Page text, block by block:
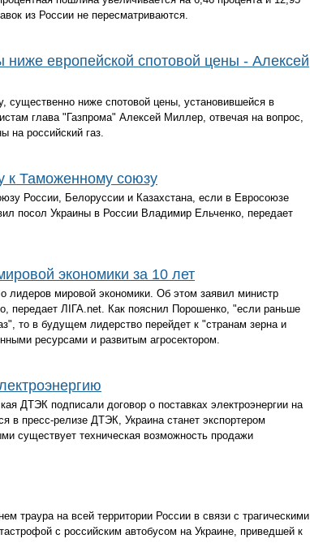
из России не пересматриваются.
ниже европейской спотовой цены - Алексей
существенно ниже спотовой цены, установившейся в
глава "Газпрома" Алексей Миллер, отвечая на вопрос,
на российский газ.
к Таможенному союзу
России, Белоруссии и Казахстана, если в Евросоюзе
посол Украины в России Владимир Ельченко, передает
экономики за 10 лет
лидеров мировой экономики. Об этом заявил министр
передает ЛIГА.net. Как пояснил Порошенко, "если раньше
то в будущем лидерство перейдет к "странам зерна и
ресурсами и развитым агросектором.
ДТЭК подписали договор о поставках электроэнергии на
в пресс-релизе ДТЭК, Украина станет экспортером
существует техническая возможность продажи
траура на всей территории России в связи с трагическими
с российским автобусом на Украине, приведшей к